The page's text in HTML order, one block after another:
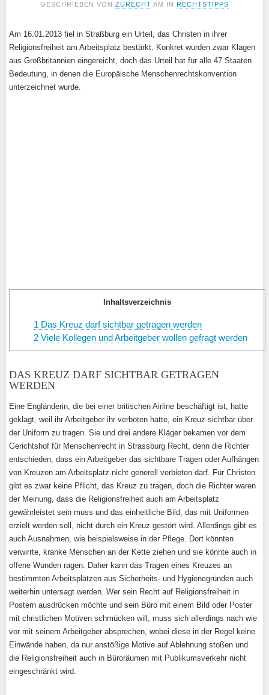
GESCHRIEBEN VON ZURECHT AM IN RECHTSTIPPS
Am 16.01.2013 fiel in Straßburg ein Urteil, das Christen in ihrer
Religionsfreiheit am Arbeitsplatz bestärkt. Konkret wurden zwar Klagen
aus Großbritannien eingereicht, doch das Urteil hat für alle 47 Staaten
Bedeutung, in denen die Europäische Menschenrechtskonvention
unterzeichnet wurde.
Inhaltsverzeichnis
1 Das Kreuz darf sichtbar getragen werden
2 Viele Kollegen und Arbeitgeber wollen gefragt werden
DAS KREUZ DARF SICHTBAR GETRAGEN
WERDEN
Eine Engländerin, die bei einer britischen Airline beschäftigt ist, hatte
geklagt, weil ihr Arbeitgeber ihr verboten hatte, ein Kreuz sichtbar über
der Uniform zu tragen. Sie und drei andere Kläger bekamen vor dem
Gerichtshof für Menschenrecht in Strassburg Recht, denn die Richter
entschieden, dass ein Arbeitgeber das sichtbare Tragen oder Aufhängen
von Kreuzen am Arbeitsplatz nicht generell verbieten darf. Für Christen
gibt es zwar keine Pflicht, das Kreuz zu tragen, doch die Richter waren
der Meinung, dass die Religionsfreiheit auch am Arbeitsplatz
gewährleistet sein muss und das einheitliche Bild, das mit Uniformen
erzielt werden soll, nicht durch ein Kreuz gestört wird. Allerdings gibt es
auch Ausnahmen, wie beispielsweise in der Pflege. Dort könnten
verwirrte, kranke Menschen an der Kette ziehen und sie könnte auch in
offene Wunden ragen. Daher kann das Tragen eines Kreuzes an
bestimmten Arbeitsplätzen aus Sicherheits- und Hygienegründen auch
weiterhin untersagt werden. Wer sein Recht auf Religionsfreiheit in
Postern ausdrücken möchte und sein Büro mit einem Bild oder Poster
mit christlichen Motiven schmücken will, muss sich allerdings nach wie
vor mit seinem Arbeitgeber absprechen, wobei diese in der Regel keine
Einwände haben, da nur anstößige Motive auf Ablehnung stoßen und
die Religionsfreiheit auch in Büroräumen mit Publikumsverkehr nicht
eingeschränkt wird.